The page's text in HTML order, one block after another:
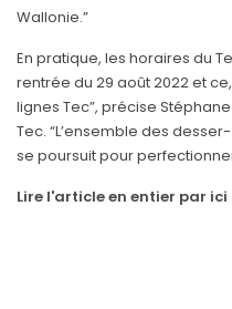
Wallonie.”
En pratique, les horaires du
rentrée du 29 août 2022 et ce,
lignes Tec”, précise
Tec. “L’ensemble des
se poursuit pour
Lire l'article en entier par ici